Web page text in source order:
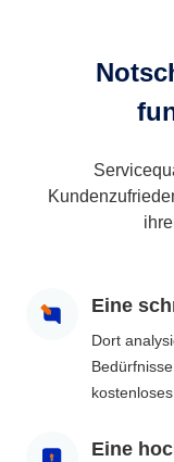
Eine
Dort
Eine